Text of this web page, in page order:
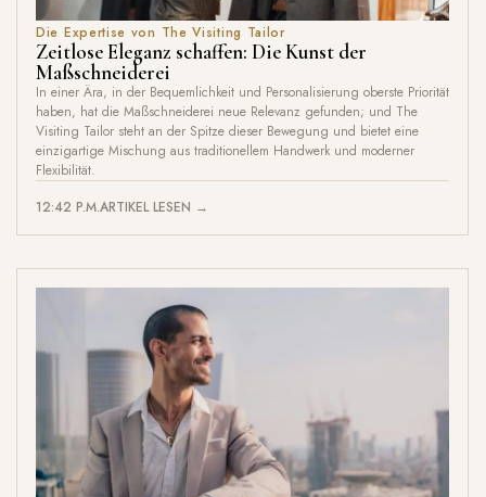
Die Expertise von The Visiting Tailor
Zeitlose Eleganz schaffen: Die Kunst der
Maßschneiderei
In einer Ära, in der Bequemlichkeit und Personalisierung oberste Priorität
haben, hat die Maßschneiderei neue Relevanz gefunden; und The
Visiting Tailor steht an der Spitze dieser Bewegung und bietet eine
einzigartige Mischung aus traditionellem Handwerk und moderner
Flexibilität.
12:42 P.M.ARTIKEL LESEN →